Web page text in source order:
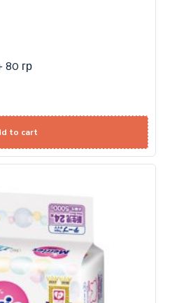
80 гр
to cart